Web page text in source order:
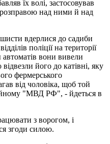
їх волі, застосовував
над ними й над
вдерлися до садиби
поліції на території
вони вивели
його до катівні, яку
фермерського
від чоловіка, щоб той
"МВД РФ", - йдеться в
з ворогом, і
згоди силою.